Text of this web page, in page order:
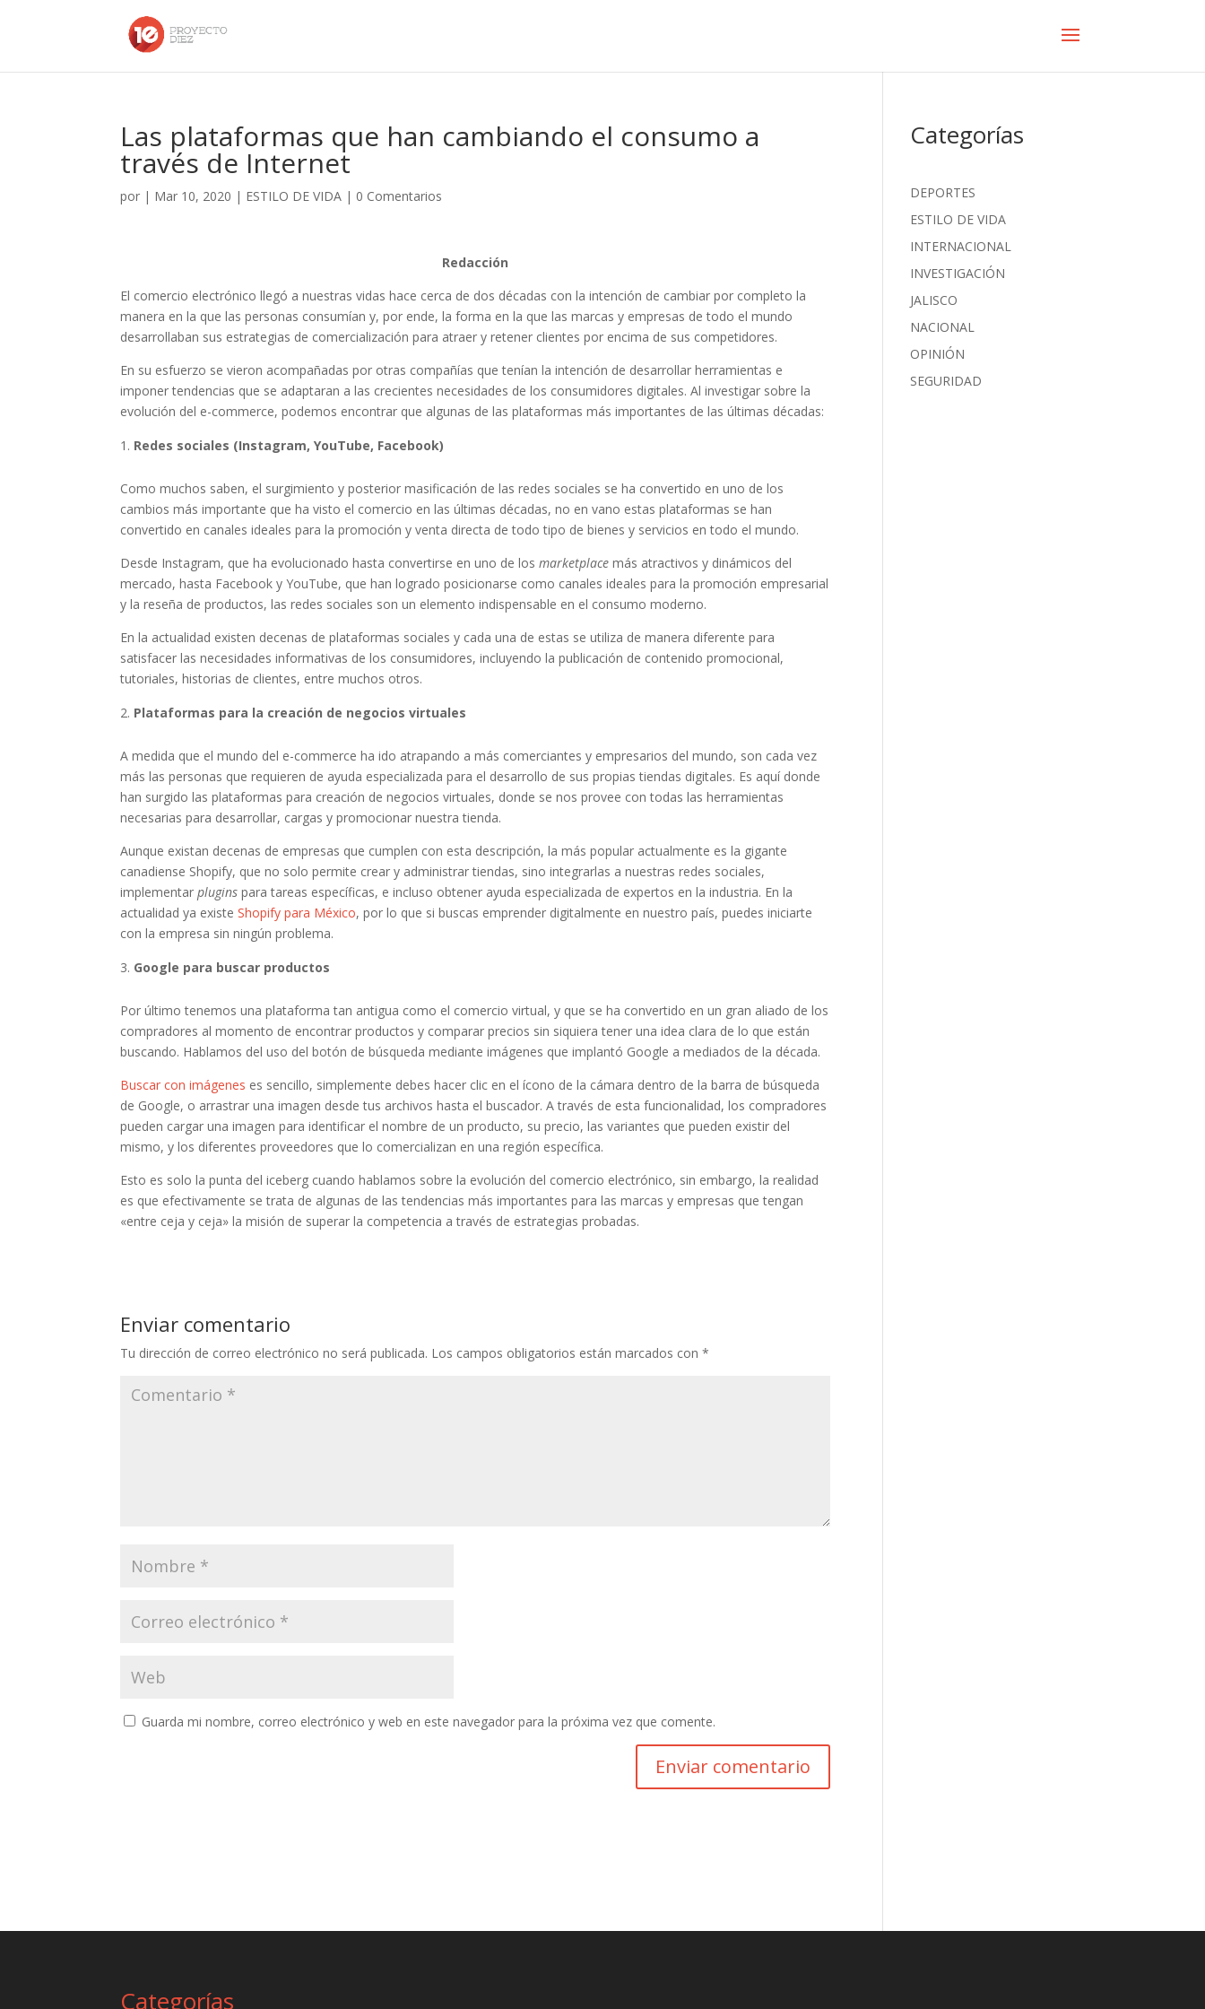
Las plataformas que han cambiando el consumo a
través de Internet
por | Mar 10, 2020 | ESTILO DE VIDA | 0 Comentarios
Redacción
El comercio electrónico llegó a nuestras vidas hace cerca de dos décadas con la intención de cambiar por completo la
manera en la que las personas consumían y, por ende, la forma en la que las marcas y empresas de todo el mundo
desarrollaban sus estrategias de comercialización para atraer y retener clientes por encima de sus competidores.
En su esfuerzo se vieron acompañadas por otras compañías que tenían la intención de desarrollar herramientas e
imponer tendencias que se adaptaran a las crecientes necesidades de los consumidores digitales. Al investigar sobre la
evolución del e-commerce, podemos encontrar que algunas de las plataformas más importantes de las últimas décadas:
Redes sociales (Instagram, YouTube, Facebook)
Como muchos saben, el surgimiento y posterior masificación de las redes sociales se ha convertido en uno de los
cambios más importante que ha visto el comercio en las últimas décadas, no en vano estas plataformas se han
convertido en canales ideales para la promoción y venta directa de todo tipo de bienes y servicios en todo el mundo.
Desde Instagram, que ha evolucionado hasta convertirse en uno de losmarketplacemás atractivos y dinámicos del
mercado, hasta Facebook y YouTube, que han logrado posicionarse como canales ideales para la promoción empresarial
y la reseña de productos, las redes sociales son un elemento indispensable en el consumo moderno.
En la actualidad existen decenas de plataformas sociales y cada una de estas se utiliza de manera diferente para
satisfacer las necesidades informativas de los consumidores, incluyendo la publicación de contenido promocional,
tutoriales, historias de clientes, entre muchos otros.
Plataformas para la creación de negocios virtuales
A medida que el mundo del e-commerce ha ido atrapando a más comerciantes y empresarios del mundo, son cada vez
más las personas que requieren de ayuda especializada para el desarrollo de sus propias tiendas digitales. Es aquí donde
han surgido las plataformas para creación de negocios virtuales, donde se nos provee con todas las herramientas
necesarias para desarrollar, cargas y promocionar nuestra tienda.
Aunque existan decenas de empresas que cumplen con esta descripción, la más popular actualmente es la gigante
canadiense Shopify, que no solo permite crear y administrar tiendas, sino integrarlas a nuestras redes sociales,
implementarpluginspara tareas específicas, e incluso obtener ayuda especializada de expertos en la industria. En la
actualidad ya existeShopify para México, por lo que si buscas emprender digitalmente en nuestro país, puedes iniciarte
con la empresa sin ningún problema.
Google para buscar productos
Por último tenemos una plataforma tan antigua como el comercio virtual, y que se ha convertido en un gran aliado de los
compradores al momento de encontrar productos y comparar precios sin siquiera tener una idea clara de lo que están
buscando. Hablamos del uso del botón de búsqueda mediante imágenes que implantó Google a mediados de la década.
Buscar con imágenes es sencillo, simplemente debes hacer clic en el ícono de la cámara dentro de la barra de búsqueda
de Google, o arrastrar una imagen desde tus archivos hasta el buscador. A través de esta funcionalidad, los compradores
pueden cargar una imagen para identificar el nombre de un producto, su precio, las variantes que pueden existir del
mismo, y los diferentes proveedores que lo comercializan en una región específica.
Esto es solo la punta del iceberg cuando hablamos sobre la evolución del comercio electrónico, sin embargo, la realidad
es que efectivamente se trata de algunas de las tendencias más importantes para las marcas y empresas que tengan
«entre ceja y ceja» la misión de superar la competencia a través de estrategias probadas.
Enviar comentario
Tu dirección de correo electrónico no será publicada. Los campos obligatorios están marcados con*
Guarda mi nombre, correo electrónico y web en este navegador para la próxima vez que comente.
Categorías
DEPORTES
ESTILO DE VIDA
INTERNACIONAL
INVESTIGACIÓN
JALISCO
NACIONAL
OPINIÓN
SEGURIDAD
Categorías